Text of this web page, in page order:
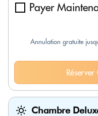
Payer
Annulation gratuite
Chambre